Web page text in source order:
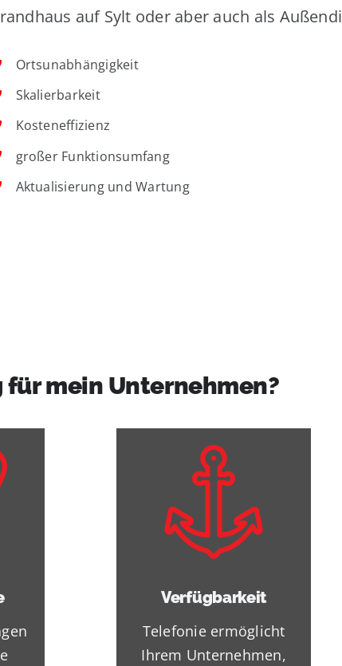
auf Sylt oder aber auch als
Ortsunabhängigkeit
Skalierbarkeit
Kosteneffizienz
großer Funktionsumfang
Aktualisierung und Wartung
mein Unternehmen?
Verfügbarkeit
Telefonie ermöglicht
Ihrem Unternehmen,